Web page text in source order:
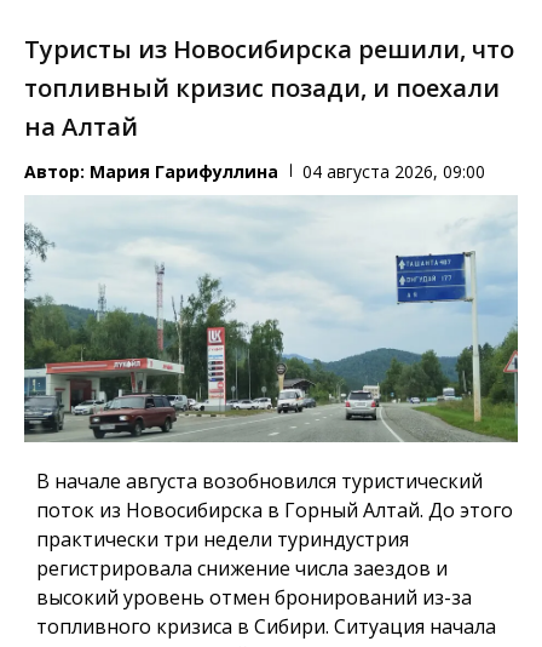
Туристы из Новосибирска решили, что
топливный кризис позади, и поехали
на Алтай
Автор: Мария Гарифуллина 04 августа 2026, 09:00
В начале августа возобновился туристический
поток из Новосибирска в Горный Алтай. До этого
практически три недели туриндустрия
регистрировала снижение числа заездов и
высокий уровень отмен бронирований из-за
топливного кризиса в Сибири. Ситуация начала